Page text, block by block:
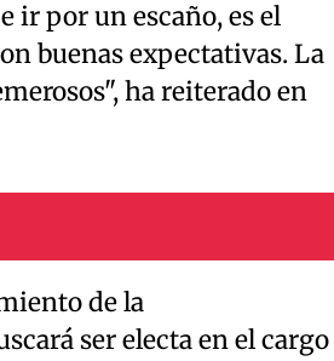
por un escaño, es el
buenas expectativas. La
ha reiterado en
de la
ser electa en el cargo